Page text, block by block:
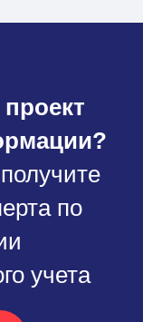
по
учета